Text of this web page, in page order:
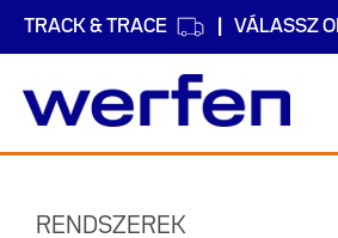
TRACK & TRACE VÁLASSZ
tartalomra
RENDSZEREK